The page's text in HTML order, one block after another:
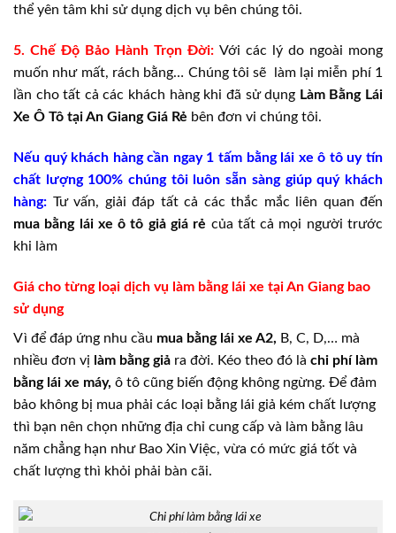
thể yên tâm khi sử dụng dịch vụ bên chúng tôi.
5. Chế Độ Bảo Hành Trọn Đời: Với các lý do ngoài mong
muốn như mất, rách bằng… Chúng tôi sẽ làm lại miễn phí 1
lần cho tất cả các khách hàng khi đã sử dụng Làm Bằng Lái
Xe Ô Tô tại An Giang Giá Rẻ bên đơn vi chúng tôi.
Nếu quý khách hàng cần ngay 1 tấm bằng lái xe ô tô uy tín
chất lượng 100% chúng tôi luôn sẵn sàng giúp quý khách
hàng: Tư vấn, giải đáp tất cả các thắc mắc liên quan đến
mua bằng lái xe ô tô giả giá rẻ của tất cả mọi người trước
khi làm
Giá cho từng loại dịch vụ làm bằng lái xe tại An Giang bao
sử dụng
Vì để đáp ứng nhu cầu mua bằng lái xe A2, B, C, D,… mà
nhiều đơn vị làm bằng giả ra đời. Kéo theo đó là chi phí làm
bằng lái xe máy, ô tô cũng biến động không ngừng. Để đảm
bảo không bị mua phải các loại bằng lái giả kém chất lượng
thì bạn nên chọn những địa chỉ cung cấp và làm bằng lâu
năm chẳng hạn như Bao Xin Việc, vừa có mức giá tốt và
chất lượng thì khỏi phải bàn cãi.